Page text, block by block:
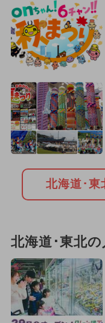
北海道･東
北海道･東北